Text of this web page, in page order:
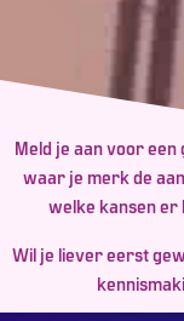
Meld je aan voor een
waar je merk de
welke kansen er
Wil je liever eerst